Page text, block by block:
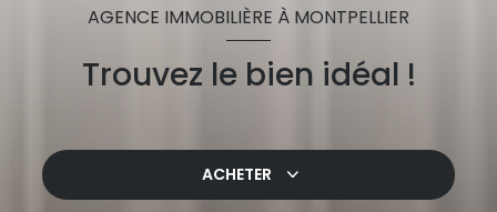
AGENCE IMMOBILIÈRE À MONTPELLIER
Trouvez le bien idéal !
ACHETER